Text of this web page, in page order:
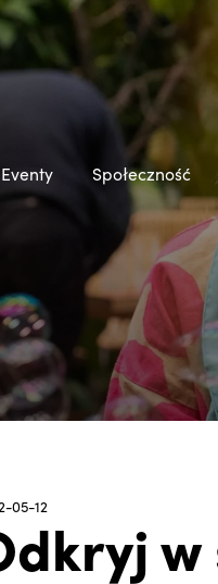
Eventy Społeczność
05-12